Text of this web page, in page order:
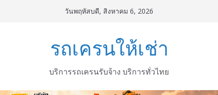
วันพฤหัสบดี, สิงหาคม 6, 2026
รถเครนให้เช่า
บริการรถเครนรับจ้าง บริการทั่วไทย